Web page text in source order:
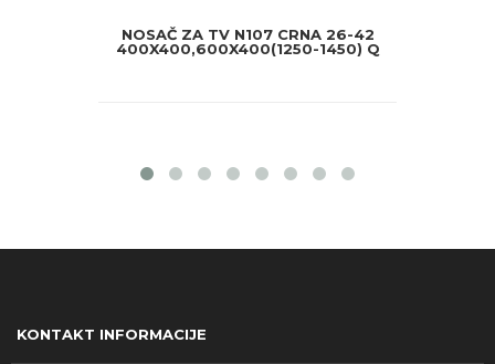
NOSAČ ZA TV N107 CRNA 26-42
400X400,600X400(1250-1450) Q
KONTAKT INFORMACIJE